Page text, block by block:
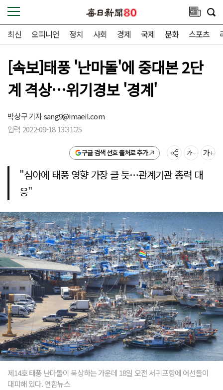
최신 오피니언 정치 사회 경제 국제 문화 스포츠
[속보]태풍 '난마돌'에 중대본 2단
계 격상…위기경보 '경계'
박상구 기자sang9@imaeil.com
입력 2022-09-18 13:31:25
구글 검색 선호 출처로 추가
"심야에 태풍 영향 가장 클 듯…관계기관 총력 대
응"
제14호 태풍 난마돌이 북상하는 가운데 18일 오전 서귀포항에 어선들이
대피해 있다. 연합뉴스